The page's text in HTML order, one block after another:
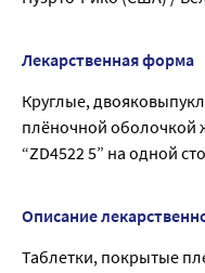
Лекарственная форма
Круглые,
плёночной оболочкой
“ZD4522 5” на одной
Описание
Таблетки, покрытые